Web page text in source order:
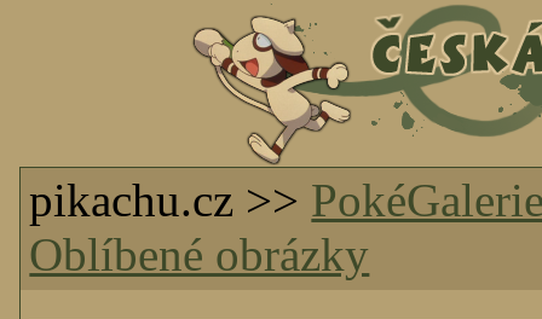
pikachu.cz >>
Oblíbené obrázky